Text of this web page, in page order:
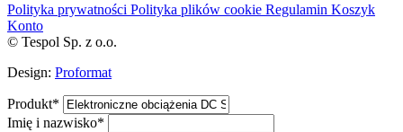
Polityka prywatności Polityka plików cookie Regulamin Koszyk
Konto
© Tespol Sp. z o.o.
Design: Proformat
Produkt*
Imię i nazwisko*